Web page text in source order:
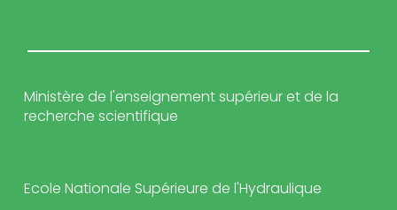
Ministère de l'enseignement supérieur et de la
recherche scientifique
Ecole Nationale Supérieure de l'Hydraulique